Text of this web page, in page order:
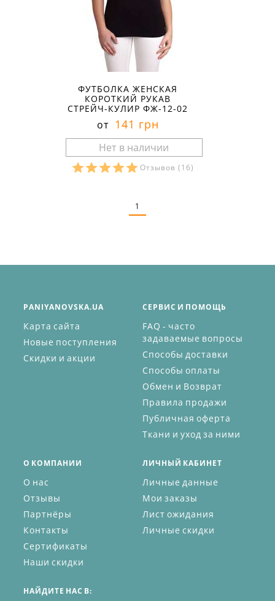
ФУТБОЛКА ЖЕНСКАЯ
КОРОТКИЙ РУКАВ
СТРЕЙЧ-КУЛИР ФЖ-12-02
от 141 грн
Отзывов (16)
1
PANIYANOVSKA.UA
Карта сайта
Новые поступления
Скидки и акции
СЕРВИС И ПОМОЩЬ
FAQ - часто
задаваемые вопросы
Способы доставки
Способы оплаты
Обмен и Возврат
Правила продажи
Публичная оферта
Ткани и уход за ними
О КОМПАНИИ
О нас
Отзывы
Партнёры
Контакты
Сертификаты
Наши скидки
ЛИЧНЫЙ КАБИНЕТ
Личные данные
Мои заказы
Лист ожидания
Личные скидки
НАЙДИТЕ НАС В: